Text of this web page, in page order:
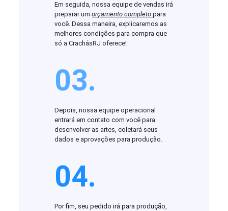
Em seguida, nossa equipe de vendas irá
preparar umorçamento completopara
você. Dessa maneira, explicaremos as
melhores condições para compra que
só a CrachásRJ oferece!
03.
Depois, nossa equipe operacional
entrará em contato com você para
desenvolver as artes, coletará seus
dados e aprovações para produção.
04.
Por fim, seu pedido irá para produção,